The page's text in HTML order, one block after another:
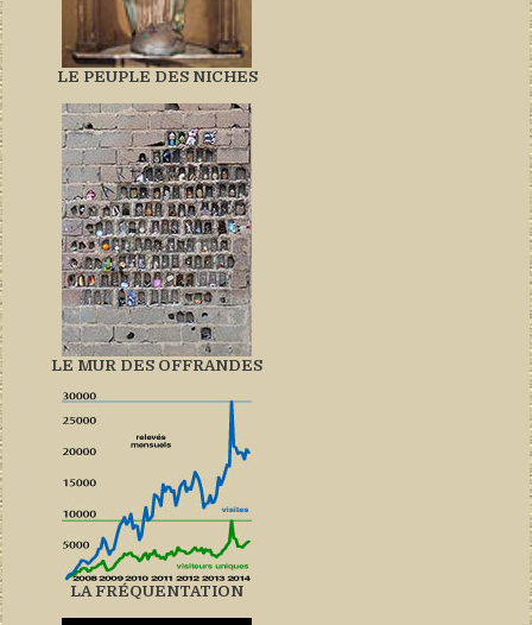
LE PEUPLE DES NICHES
LE MUR DES OFFRANDES
LA FRÉQUENTATION